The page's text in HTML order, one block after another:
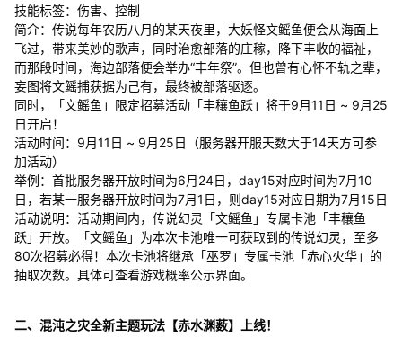
技能标签：伤害、控制
简介：传说每年农历八月的某天夜里，大妖怪文鳐鱼便会从海面上
飞过，带来美妙的歌声，同时治愈部落的庄稼，降下丰收的福祉，
而那段时间，海边部落便会举办“丰年祭”。但也曾有心怀不轨之辈，
妄图将文鳐捕获据为己有，最终被部落驱逐。
同时，「文鳐鱼」限定招募活动「丰穰鱼跃」将于9月11日 ~ 9月25
日开启！
活动时间：9月11日 ~ 9月25日（服务器开服天数大于14天方可参
加活动）
举例：首批服务器开放时间为6月24日，day15对应时间为7月10
日，若某一服务器开放时间为7月1日，则day15对应日期为7月15日
活动说明：活动期间内，传说幻灵「文鳐鱼」专属卡池「丰穰鱼
跃」开放。「文鳐鱼」为本次卡池唯一可获取到的传说幻灵，至多
80次招募必得！本次卡池将继承「巫罗」专属卡池「赤心火华」的
抽取次数。具体可查看游戏概率公示界面。
二、混沌之灾全新主题玩法【赤水渊薮】上线！